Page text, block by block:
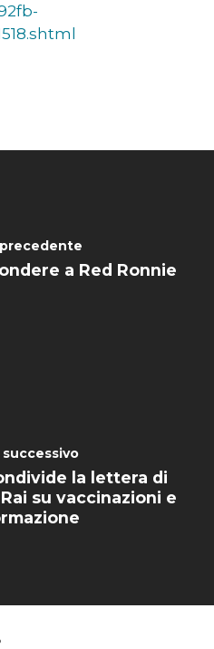
a Red Ronnie
la lettera di
su vaccinazioni e
NEWS
ANIMALE